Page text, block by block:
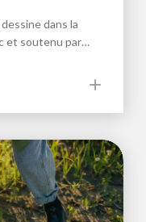
dans la
et soutenu par…